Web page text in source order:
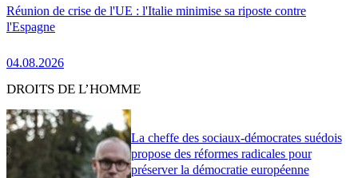
Réunion de crise de l'UE : l'Italie minimise sa riposte contre
l'Espagne
04.08.2026
DROITS DE L’HOMME
La cheffe des sociaux-démocrates suédois
propose des réformes radicales pour
préserver la démocratie européenne